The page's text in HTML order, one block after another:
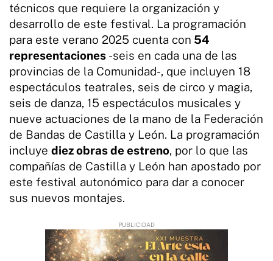
técnicos que requiere la organización y
desarrollo de este festival. La programación
para este verano 2025 cuenta con 54
representaciones -seis en cada una de las
provincias de la Comunidad-, que incluyen 18
espectáculos teatrales, seis de circo y magia,
seis de danza, 15 espectáculos musicales y
nueve actuaciones de la mano de la Federación
de Bandas de Castilla y León. La programación
incluye diez obras de estreno, por lo que las
compañías de Castilla y León han apostado por
este festival autonómico para dar a conocer
sus nuevos montajes.